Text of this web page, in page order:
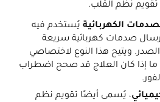
نظم القلب.
الكهربائية يُستخدم فيه
صدمات كهربائية سريعة
ويتيح هذا النوع لاختصاصي
ما إذا كان العلاج قد صحح اضطراب
، يُسمى أيضًا تقويم نظم